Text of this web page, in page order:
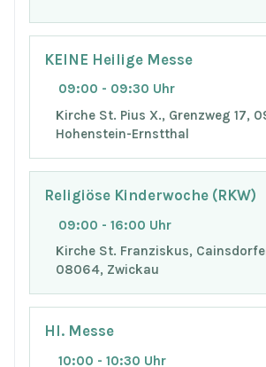
KEINE Heilige Messe
09:00 - 09:30 Uhr
Kirche St. Pius X., Grenzweg 17,
Hohenstein-Ernstthal
Religiöse Kinderwoche (RKW)
09:00 - 16:00 Uhr
Kirche St. Franziskus,
08064, Zwickau
Hl. Messe
10:00 - 10:30 Uhr